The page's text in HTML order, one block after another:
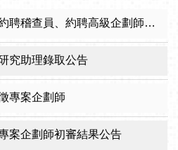
、約聘高級企劃師之初審合格名單暨甄試公告
究助理錄取公告
專案企劃師
案企劃師初審結果公告